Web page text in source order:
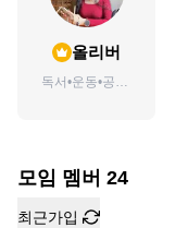
올리버
독서•운동•공부•
모임 멤버 24
최근가입